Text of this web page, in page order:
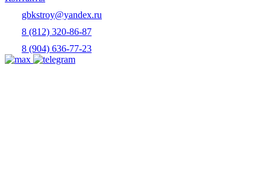
gbkstroy@yandex.ru
8 (812) 320-86-87
8 (904) 636-77-23